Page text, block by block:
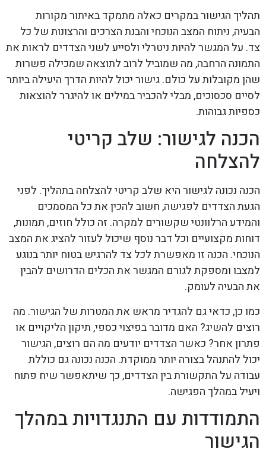
תהליך הגישור במקרים כאלה מתמקד באיתור מקורות
הבעיה, ניתוח המצב הנוכחי והבנת הצרכים והרצונות של כל
צד. על המגשר להיות ניטרלי ולסייע לשני הצדדים לראות את
התמונה הרחבה, מה שמוביל לרוב לתוצאה שמכילה פשרות
שהן מקובלות על כולם. גישור יכול להיות הדרך היעילה ביותר
לסיים סכסוכים, מבלי להכביר במילים או להיגרר להוצאות
כספיות גבוהות.
הכנה לגישור: שלב קריטי
להצלחה
הכנה נכונה לגישור היא שלב קריטי להצלחה בתהליך. לפני
הגעת הצדדים לפגישה, חשוב להכין את כל המסמכים
והמידע הרלוונטי שקשורים למקרה. זה כולל חוזים, תמונות,
דוחות מקצועיים וכל דבר נוסף שיכול לעזור להציג את המצב
הנוכחי. הכנה זו מאפשרת לכל צד להרגיש בטוח יותר בנוגע
למצבו ומספקת לגורם המגשר את הכלים הדרושים להבין
את הבעיה לעומק.
כמו כן, כדאי גם להגדיר מראש את המטרות של הגישור. מה
רוצים להשיג? האם מדובר בפיצוי כספי, תיקון הליקויים או
פתרון אחר? כאשר הצדדים יודעים מה הם רוצים, הגישור
יכול להתנהל בצורה יותר ממוקדת. הכנה נכונה גם כוללת
עבודה על התקשורת בין הצדדים, כך שיתאפשר שיח פתוח
ויעיל במהלך הפגישה.
התמודדות עם התנגדויות במהלך
הגישור